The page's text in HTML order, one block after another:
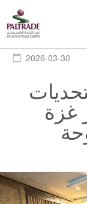
calendar_today 2026-03-30
غزة